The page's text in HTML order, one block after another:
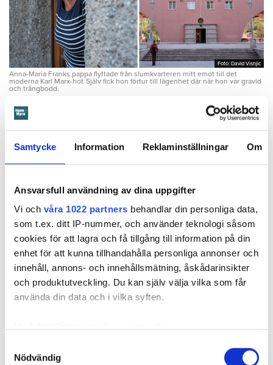
Samtycke Information Reklaminställningar Om
Ansvarsfull användning av dina uppgifter
Vi och våra 1022 partners behandlar din personliga data,
som t.ex. ditt IP-nummer, och använder teknologi såsom
cookies för att lagra och få tillgång till information på din
enhet för att kunna tillhandahålla personliga annonser och
innehåll, annons- och innehållsmätning, åskådarinsikter
och produktutveckling. Du kan själv välja vilka som får
använda din data och i vilka syften.
som kan ha en noggrannhet på upp till flera meter
Nödvändig
Foto: David Visnjic
Foto: David Visnjic
Anna-Maria Franks pappa flyttade från slumkvarteren mitt emot till det
moderna Karl Marx-hof. Själv fick hon förtur till lägenhet där när hon var gravid
och trångbodd.
Anna-Maria är en av dem. Hon växte själv upp i Karl Marx-
hof och berättar om en barndom med massor av
liten by, ­säger hon, men visst var den lite isolerad från
omgivningen.
Det bekymrade henne inte då, men nu tycker hon det finns
tråkiga fördomar.
– Förut var det viss prestige att bo här. Nu ­tänker folk att det
bara är fattiga i de ­kommunala husen. Många som bor här är
välutbildade, men folk tror bara att det är de största
förlorarna.
Själv hyr hon en lägenhet på 60 kvadrat­meter för 3 300